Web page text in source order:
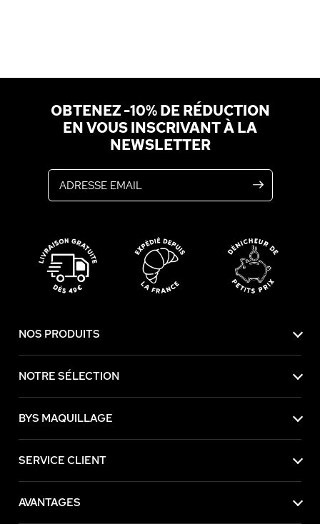
OBTENEZ -10% DE RÉDUCTION
EN VOUS INSCRIVANT À LA
NEWSLETTER
NOS PRODUITS
NOTRE SÉLECTION
BYS MAQUILLAGE
SERVICE CLIENT
AVANTAGES